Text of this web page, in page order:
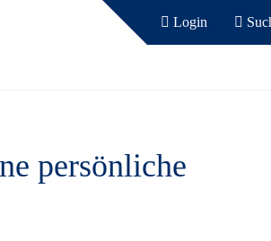
Login
persönliche